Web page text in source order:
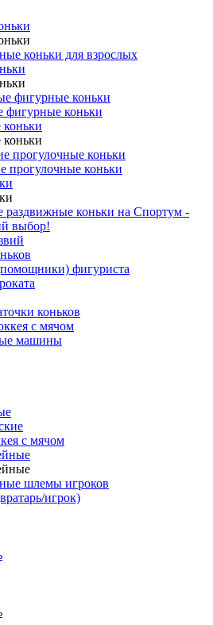
коньки для взрослых
фигурные коньки
фигурные коньки
прогулочные коньки
прогулочные коньки
раздвижные коньки на Спортум -
выбор!
фигуриста
коньков
с мячом
машины
с мячом
шлемы игроков
игрок)